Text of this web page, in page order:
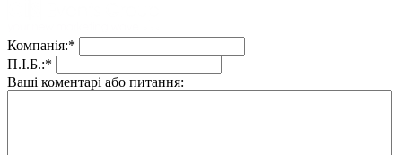
Компанія:*
П.І.Б.:*
Ваші коментарі або питання: